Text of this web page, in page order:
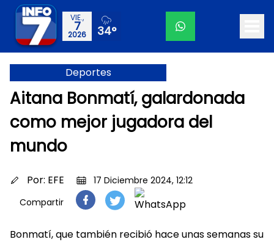
VIE.,
7
2026 34°
Deportes
Aitana Bonmatí, galardonada
como mejor jugadora del
mundo
Por: EFE
17 Diciembre 2024, 12:12
Compartir
Bonmatí, que también recibió hace unas semanas su